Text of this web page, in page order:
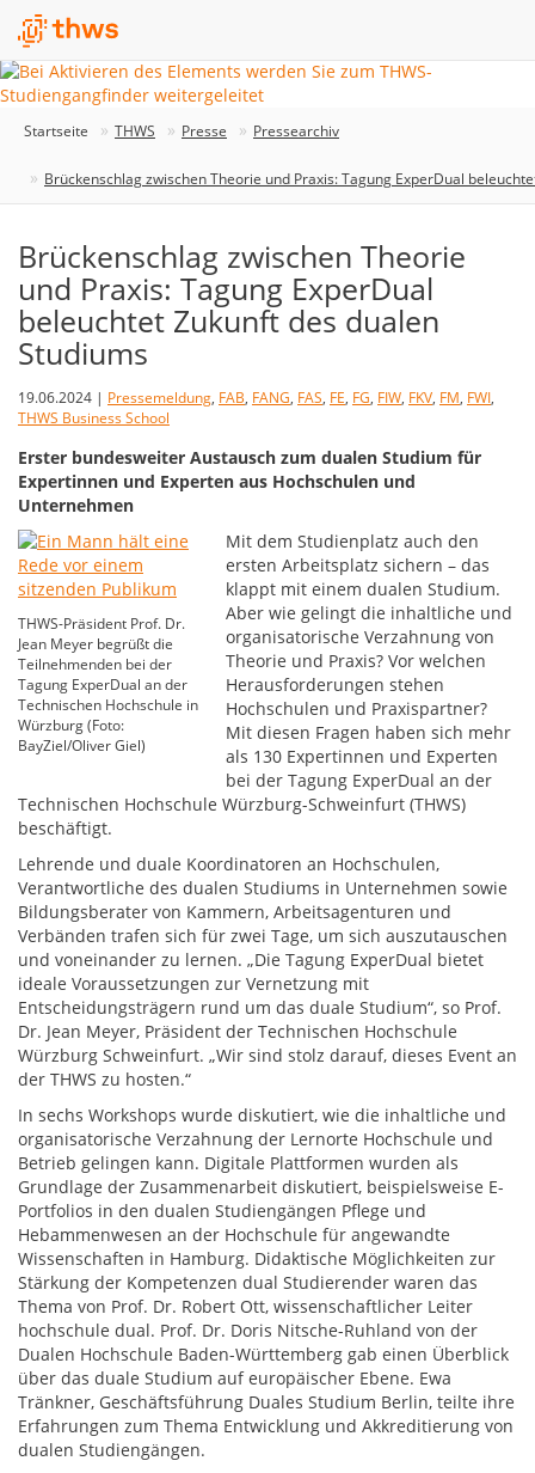
Startseite THWS Presse Pressearchiv
Brückenschlag zwischen Theorie und Praxis: Tagung ExperDual
Brückenschlag zwischen Theorie
und Praxis: Tagung ExperDual
beleuchtet Zukunft des dualen
Studiums
19.06.2024 | Pressemeldung, FAB, FANG, FAS, FE, FG, FIW, FKV, FM, FWI,
THWS Business School
Erster bundesweiter Austausch zum dualen Studium für
Expertinnen und Experten aus Hochschulen und
Unternehmen
THWS-Präsident Prof. Dr.
Jean Meyer begrüßt die
Teilnehmenden bei der
Tagung ExperDual an der
Technischen Hochschule in
Würzburg (Foto:
BayZiel/Oliver Giel)
Mit dem Studienplatz auch den
ersten Arbeitsplatz sichern – das
klappt mit einem dualen Studium.
Aber wie gelingt die inhaltliche und
organisatorische Verzahnung von
Theorie und Praxis? Vor welchen
Herausforderungen stehen
Hochschulen und Praxispartner?
Mit diesen Fragen haben sich mehr
als 130 Expertinnen und Experten
bei der Tagung ExperDual an der
Technischen Hochschule Würzburg-Schweinfurt (THWS)
beschäftigt.
Lehrende und duale Koordinatoren an Hochschulen,
Verantwortliche des dualen Studiums in Unternehmen sowie
Bildungsberater von Kammern, Arbeitsagenturen und
Verbänden trafen sich für zwei Tage, um sich auszutauschen
und voneinander zu lernen. „Die Tagung ExperDual bietet
ideale Voraussetzungen zur Vernetzung mit
Entscheidungsträgern rund um das duale Studium“, so Prof.
Dr. Jean Meyer, Präsident der Technischen Hochschule
Würzburg Schweinfurt. „Wir sind stolz darauf, dieses Event an
der THWS zu hosten.“
In sechs Workshops wurde diskutiert, wie die inhaltliche und
organisatorische Verzahnung der Lernorte Hochschule und
Betrieb gelingen kann. Digitale Plattformen wurden als
Grundlage der Zusammenarbeit diskutiert, beispielsweise E-
Portfolios in den dualen Studiengängen Pflege und
Hebammenwesen an der Hochschule für angewandte
Wissenschaften in Hamburg. Didaktische Möglichkeiten zur
Stärkung der Kompetenzen dual Studierender waren das
Thema von Prof. Dr. Robert Ott, wissenschaftlicher Leiter
hochschule dual. Prof. Dr. Doris Nitsche-Ruhland von der
Dualen Hochschule Baden-Württemberg gab einen Überblick
über das duale Studium auf europäischer Ebene. Ewa
Tränkner, Geschäftsführung Duales Studium Berlin, teilte ihre
Erfahrungen zum Thema Entwicklung und Akkreditierung von
dualen Studiengängen.